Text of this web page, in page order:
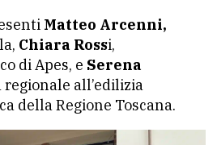
Matteo Arcenni,
Chiara Rossi,
di Apes, e Serena
regionale all’edilizia
della Regione Toscana.